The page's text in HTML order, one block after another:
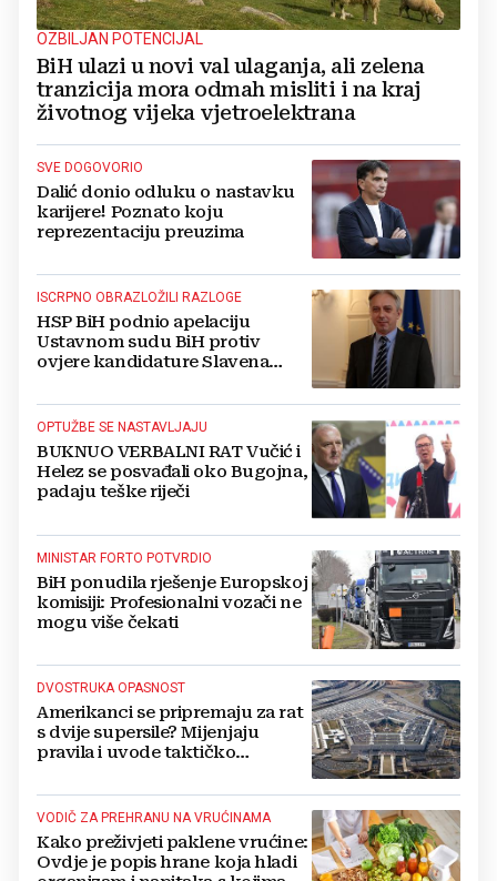
OZBILJAN POTENCIJAL
BiH ulazi u novi val ulaganja, ali zelena
tranzicija mora odmah misliti i na kraj
životnog vijeka vjetroelektrana
SVE DOGOVORIO
Dalić donio odluku o nastavku
karijere! Poznato koju
reprezentaciju preuzima
ISCRPNO OBRAZLOŽILI RAZLOGE
HSP BiH podnio apelaciju
Ustavnom sudu BiH protiv
ovjere kandidature Slavena
OPTUŽBE SE NASTAVLJAJU
BUKNUO VERBALNI RAT Vučić i
Helez se posvađali oko Bugojna,
padaju teške riječi
MINISTAR FORTO POTVRDIO
BiH ponudila rješenje Europskoj
komisiji: Profesionalni vozači ne
mogu više čekati
DVOSTRUKA OPASNOST
Amerikanci se pripremaju za rat
s dvije supersile? Mijenjaju
pravila i uvode taktičko
VODIČ ZA PREHRANU NA VRUĆINAMA
Kako preživjeti paklene vrućine:
Ovdje je popis hrane koja hladi